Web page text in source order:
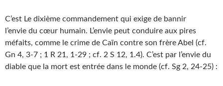
C’est Le dixième commandement qui exige de bannir
l’envie du cœur humain. L’envie peut conduire aux pires
méfaits, comme le crime de Caïn contre son frère Abel (cf.
Gn 4, 3-7 ; 1 R 21, 1-29 ; cf. 2 S 12, 1.4). C’est par l’envie du
diable que la mort est entrée dans le monde (cf. Sg 2, 24-25) :